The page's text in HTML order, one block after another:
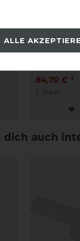
84,70 € *
1
Paar
auch
ALLE